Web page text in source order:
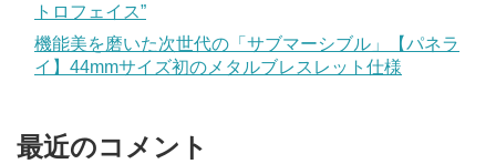
トロフェイス”
機能美を磨いた次世代の「サブマーシブル」【パネラ
イ】44mmサイズ初のメタルブレスレット仕様
最近のコメント